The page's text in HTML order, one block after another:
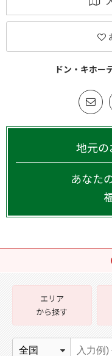
ドン・キホー
地元の
あなた
エリア
から探す